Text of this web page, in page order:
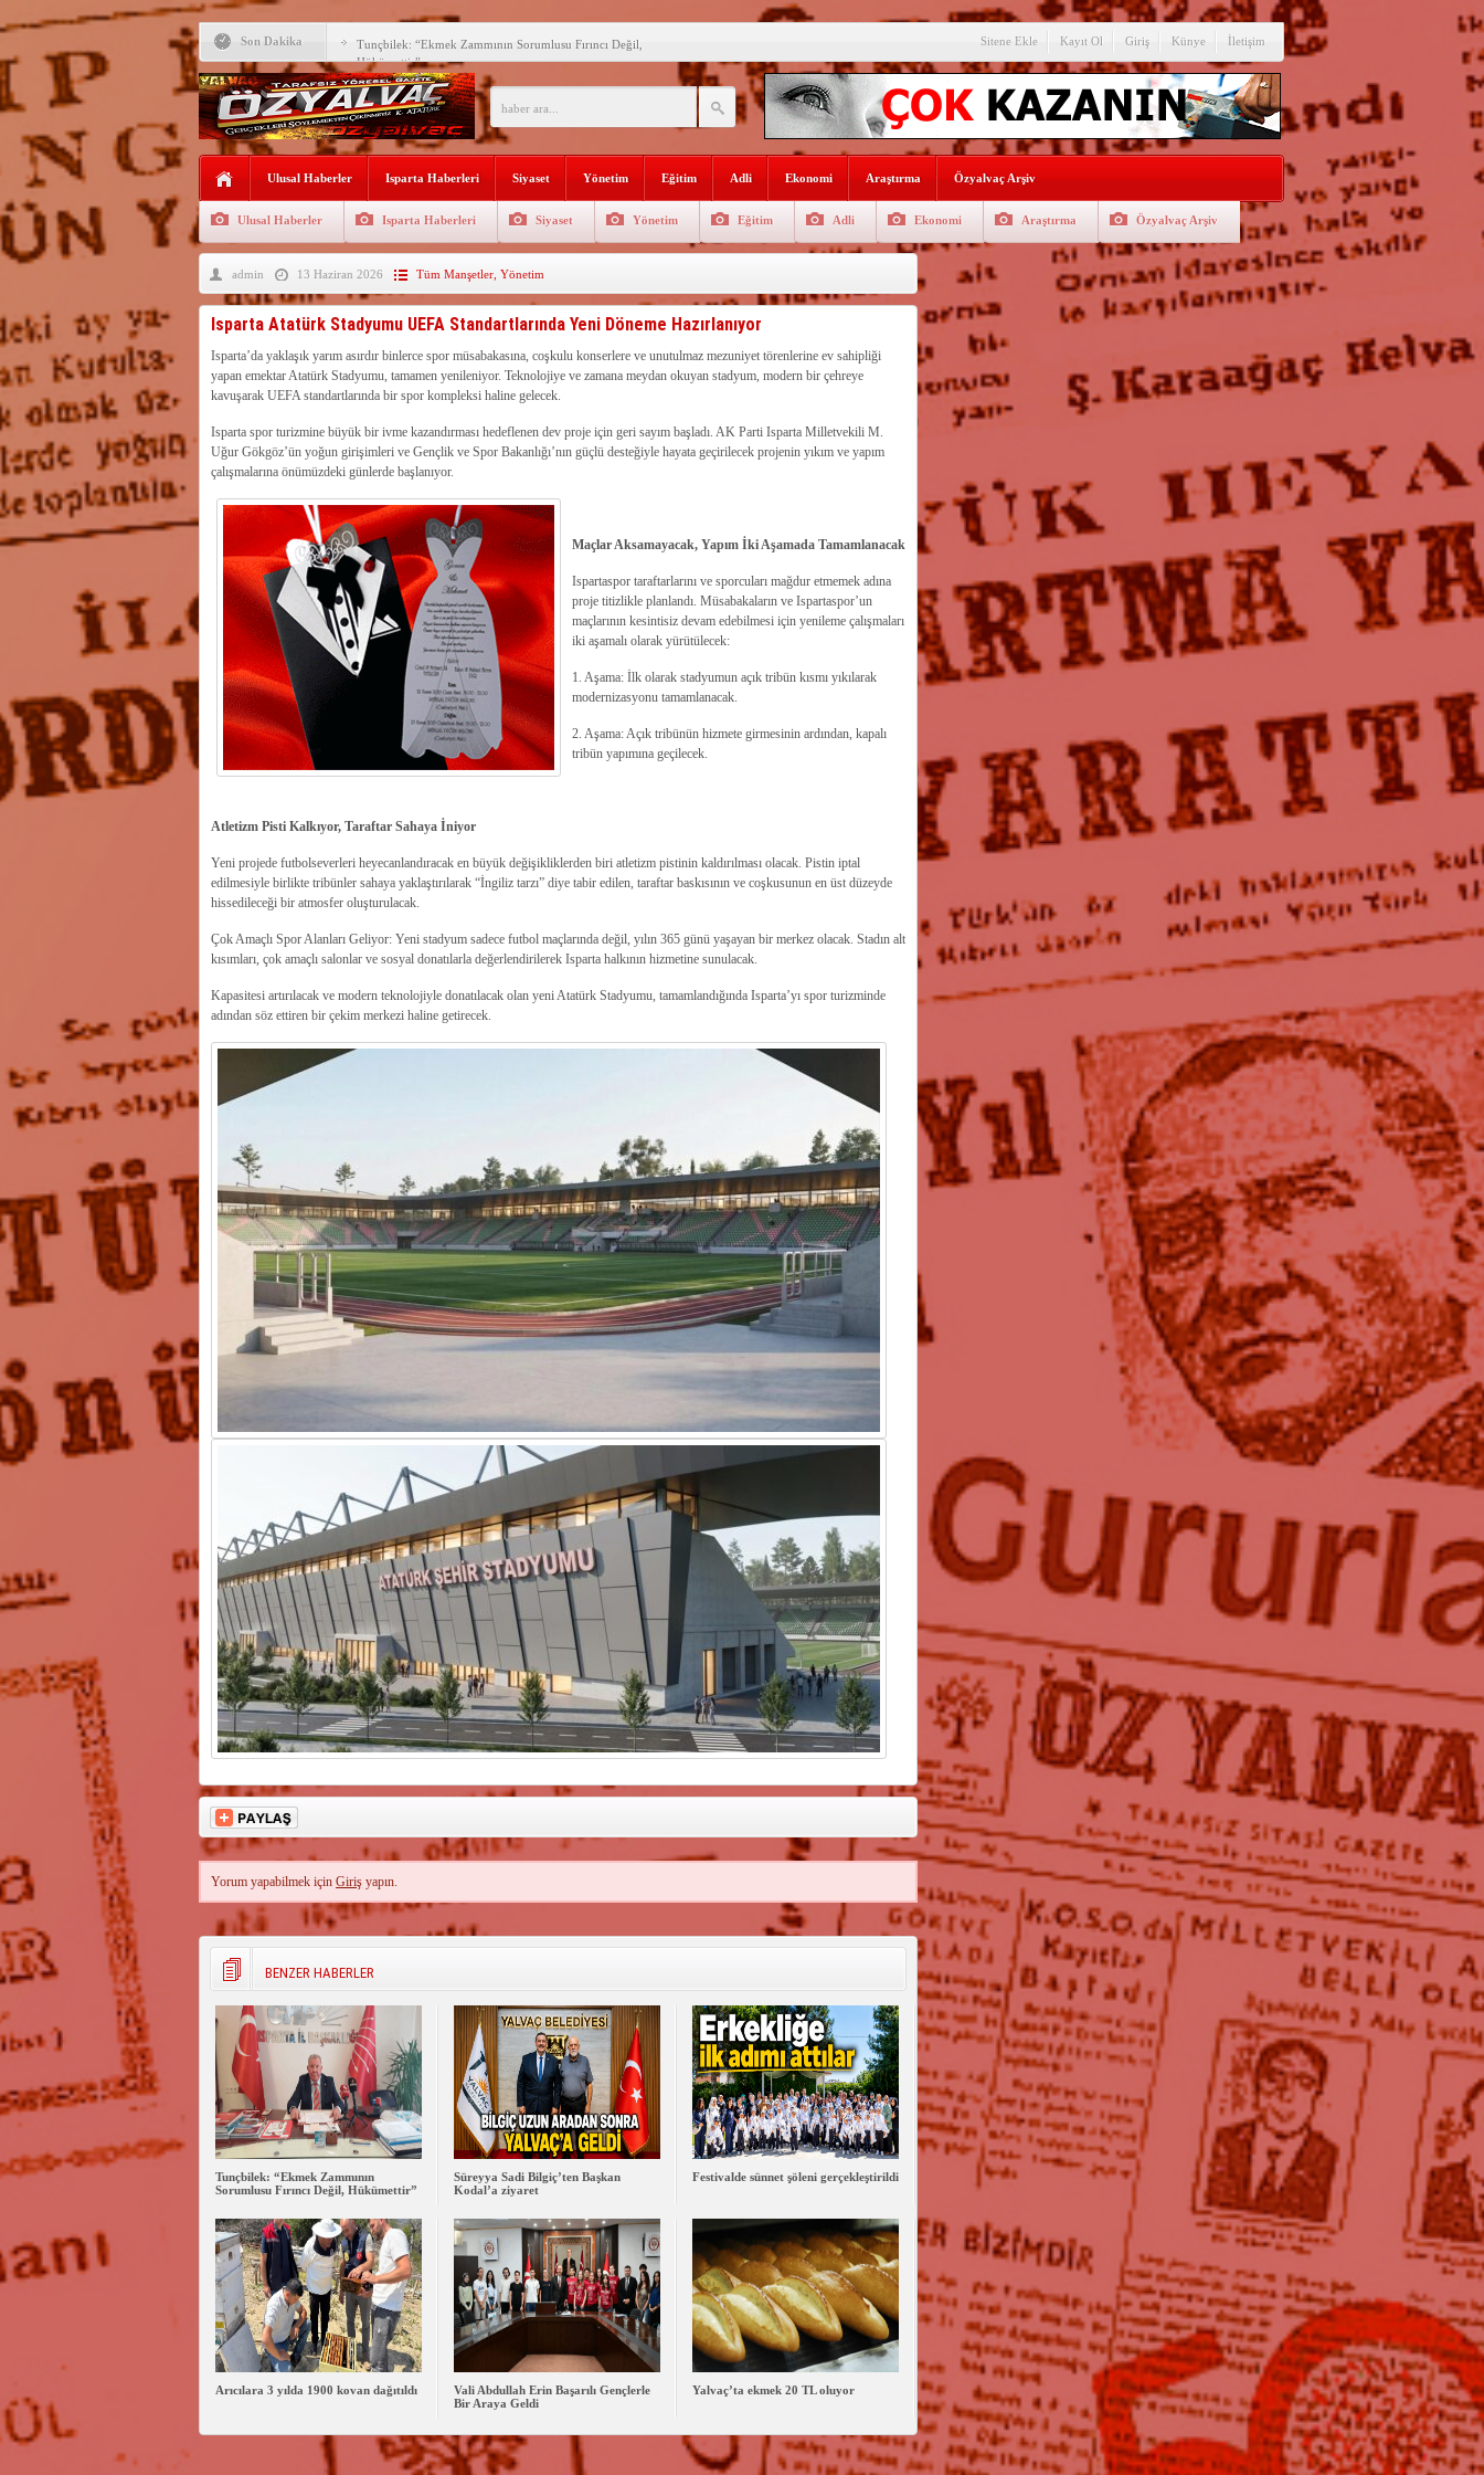
Son Dakika Tunçbilek: “Ekmek Zammının Sorumlusu Fırıncı Değil,
Hükümettir”
Süreyya Sadi Bilgiç’ten Başkan Kodal’a ziyaret
Festivalde sünnet şöleni gerçekleştirildi
Arıcılara 3 yılda 1900 kovan dağıtıldı
Vali Abdullah Erin Başarılı Gençlerle Bir Araya Geldi
62 BİN ÖĞRENCİNİN YAŞADIĞI KENTTE
MEMNUNİYET GERİLEDİ
Isparta dahil 52 ilde suç örgütlerini öven paylaşımlara 216
gözaltı
Su kıtlığı büyüyor, şehirlerde verimli su yönetimi her
zamankinden daha kritik…
Altıkapı – Bahtiyar arasında Sıcak Asfalt Kaplaması
Sitene Ekle Kayıt Ol Giriş Künye İletişim
Ulusal Haberler Isparta Haberleri Siyaset Yönetim Eğitim Adli Ekonomi Araştırma Özyalvaç Arşiv
Ulusal Haberler Isparta Haberleri Siyaset Yönetim Eğitim Adli Ekonomi Araştırma Özyalvaç Arşiv
admin 13 Haziran 2026 Tüm Manşetler, Yönetim
Isparta Atatürk Stadyumu UEFA Standartlarında Yeni Döneme Hazırlanıyor
Isparta’da yaklaşık yarım asırdır binlerce spor müsabakasına, coşkulu konserlere ve unutulmaz mezuniyet törenlerine ev sahipliği
yapan emektar Atatürk Stadyumu, tamamen yenileniyor. Teknolojiye ve zamana meydan okuyan stadyum, modern bir çehreye
kavuşarak UEFA standartlarında bir spor kompleksi haline gelecek.
​Isparta spor turizmine büyük bir ivme kazandırması hedeflenen dev proje için geri sayım başladı. AK Parti Isparta Milletvekili M.
Uğur Gökgöz’ün yoğun girişimleri ve Gençlik ve Spor Bakanlığı’nın güçlü desteğiyle hayata geçirilecek projenin yıkım ve yapım
çalışmalarına önümüzdeki günlerde başlanıyor.
​Maçlar Aksamayacak, Yapım İki Aşamada Tamamlanacak
​Ispartaspor taraftarlarını ve sporcuları mağdur etmemek adına
proje titizlikle planlandı. Müsabakaların ve Ispartaspor’un
maçlarının kesintisiz devam edebilmesi için yenileme çalışmaları
iki aşamalı olarak yürütülecek:
​1. Aşama: İlk olarak stadyumun açık tribün kısmı yıkılarak
modernizasyonu tamamlanacak.
​2. Aşama: Açık tribünün hizmete girmesinin ardından, kapalı
tribün yapımına geçilecek.
​Atletizm Pisti Kalkıyor, Taraftar Sahaya İniyor
​Yeni projede futbolseverleri heyecanlandıracak en büyük değişikliklerden biri atletizm pistinin kaldırılması olacak. Pistin iptal
edilmesiyle birlikte tribünler sahaya yaklaştırılarak “İngiliz tarzı” diye tabir edilen, taraftar baskısının ve coşkusunun en üst düzeyde
hissedileceği bir atmosfer oluşturulacak.
​Çok Amaçlı Spor Alanları Geliyor: Yeni stadyum sadece futbol maçlarında değil, yılın 365 günü yaşayan bir merkez olacak. Stadın alt
kısımları, çok amaçlı salonlar ve sosyal donatılarla değerlendirilerek Isparta halkının hizmetine sunulacak.
​Kapasitesi artırılacak ve modern teknolojiyle donatılacak olan yeni Atatürk Stadyumu, tamamlandığında Isparta’yı spor turizminde
adından söz ettiren bir çekim merkezi haline getirecek.
Yorum yapabilmek içinGiriş yapın.
BENZER HABERLER
Tunçbilek: “Ekmek Zammının
Sorumlusu Fırıncı Değil, Hükümettir”
Süreyya Sadi Bilgiç’ten Başkan
Kodal’a ziyaret
Festivalde sünnet şöleni gerçekleştirildi
Arıcılara 3 yılda 1900 kovan dağıtıldı
Vali Abdullah Erin Başarılı Gençlerle
Bir Araya Geldi
Yalvaç’ta ekmek 20 TL oluyor